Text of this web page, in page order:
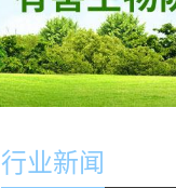
行业新闻